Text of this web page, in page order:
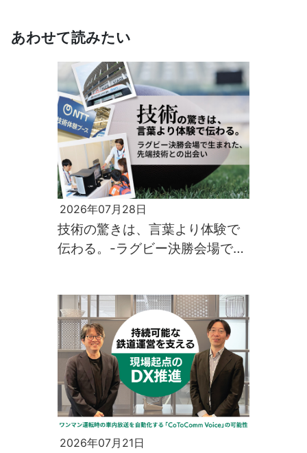
あわせて読みたい
2026年07月28日
技術の驚きは、言葉より体験で
伝わる。-ラグビー決勝会場で生
2026年07月21日